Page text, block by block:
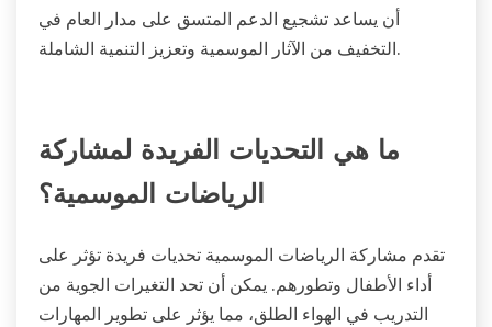
أن يساعد تشجيع الدعم المتسق على مدار العام في
التخفيف من الآثار الموسمية وتعزيز التنمية الشاملة.
ما هي التحديات الفريدة لمشاركة
الرياضات الموسمية؟
تقدم مشاركة الرياضات الموسمية تحديات فريدة تؤثر على
أداء الأطفال وتطورهم. يمكن أن تحد التغيرات الجوية من
التدريب في الهواء الطلق، مما يؤثر على تطوير المهارات